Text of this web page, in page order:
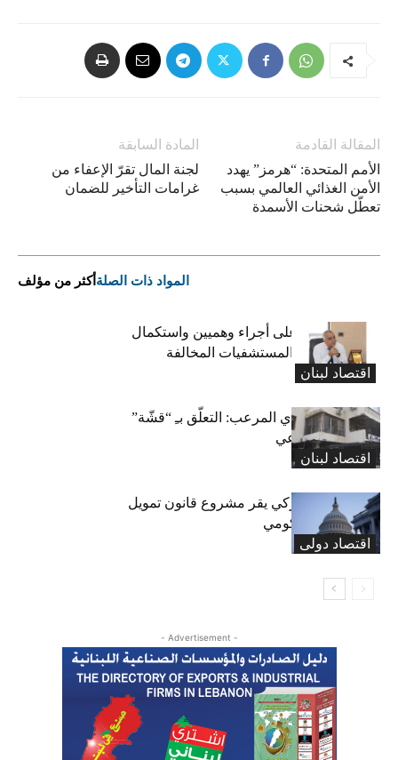
المادة السابقة
لجنة المال تقرّ الإعفاء من
غرامات التأخير للضمان
المقالة القادمة
الأمم المتحدة: “هرمز” يهدد
الأمن الغذائي العالمي بسبب
تعطّل شحنات الأسمدة
المواد ذات الصلة أكثر من مؤلف
اقتصاد لبنان
كركي: الادّعاء على أجراء وهميين واستكمال
الإجراءات بحق المستشفيات المخالفة
اقتصاد لبنان
المعاش التقاعدي المرعب: التعلّق بـِ “قشّة”
الضمان الاجتماعي
اقتصاد دولی
«الشيوخ» الأميركي يقر مشروع قانون تمويل
لتجنب إغلاق حكومي
- Advertisement -